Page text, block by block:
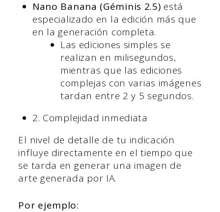
Nano Banana (Géminis 2.5) está
especializado en la edición más que
en la generación completa.
Las ediciones simples se
realizan en milisegundos,
mientras que las ediciones
complejas con varias imágenes
tardan entre 2 y 5 segundos.
2. Complejidad inmediata
El nivel de detalle de tu indicación
influye directamente en el tiempo que
se tarda en generar una imagen de
arte generada por IA.
Por ejemplo: